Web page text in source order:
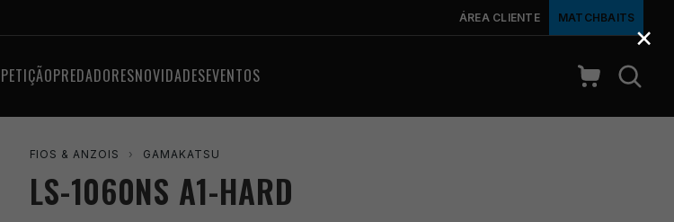
ÁREA CLIENTE MATCHBAITS
PREDADORESNOVIDADESEVENTOS
FIOS & ANZOIS › GAMAKATSU
LS-1060NS A1-HARD
×